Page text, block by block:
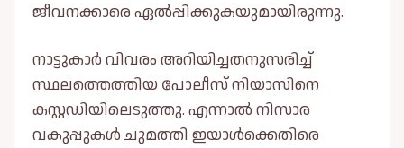
ജീവനക്കാരെ ഏല്‍പ്പിക്കുകയുമായിരുന്നു.
നാട്ടുകാർ വിവരം അറിയിച്ചതനുസരിച്ച്‌
സ്ഥലത്തെത്തിയ പോലീസ് നിയാസിനെ
കസ്റ്റഡിയിലെടുത്തു. എന്നാല്‍ നിസാര
വകുപ്പുകള്‍ ചുമത്തി ഇയാള്‍ക്കെതിരെ